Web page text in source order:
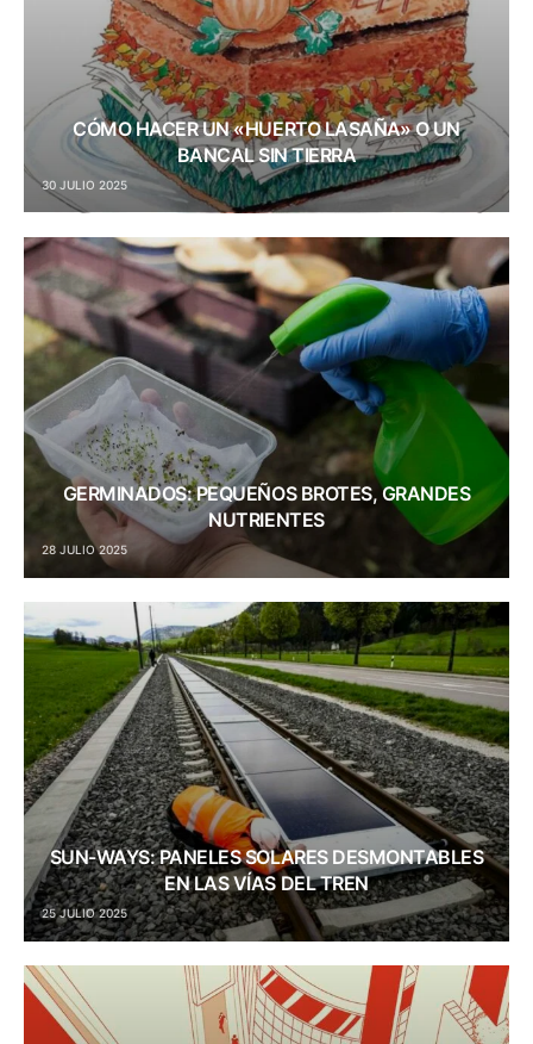
CÓMO HACER UN «HUERTO LASAÑA» O UN
BANCAL SIN TIERRA
30 JULIO 2025
GERMINADOS: PEQUEÑOS BROTES, GRANDES
NUTRIENTES
28 JULIO 2025
SUN-WAYS: PANELES SOLARES DESMONTABLES
EN LAS VÍAS DEL TREN
25 JULIO 2025